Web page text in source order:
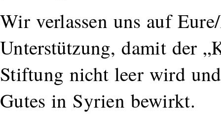
Wir verlassen uns auf
Unterstützung, damit der
Stiftung nicht leer wird
Gutes in Syrien bewirkt.